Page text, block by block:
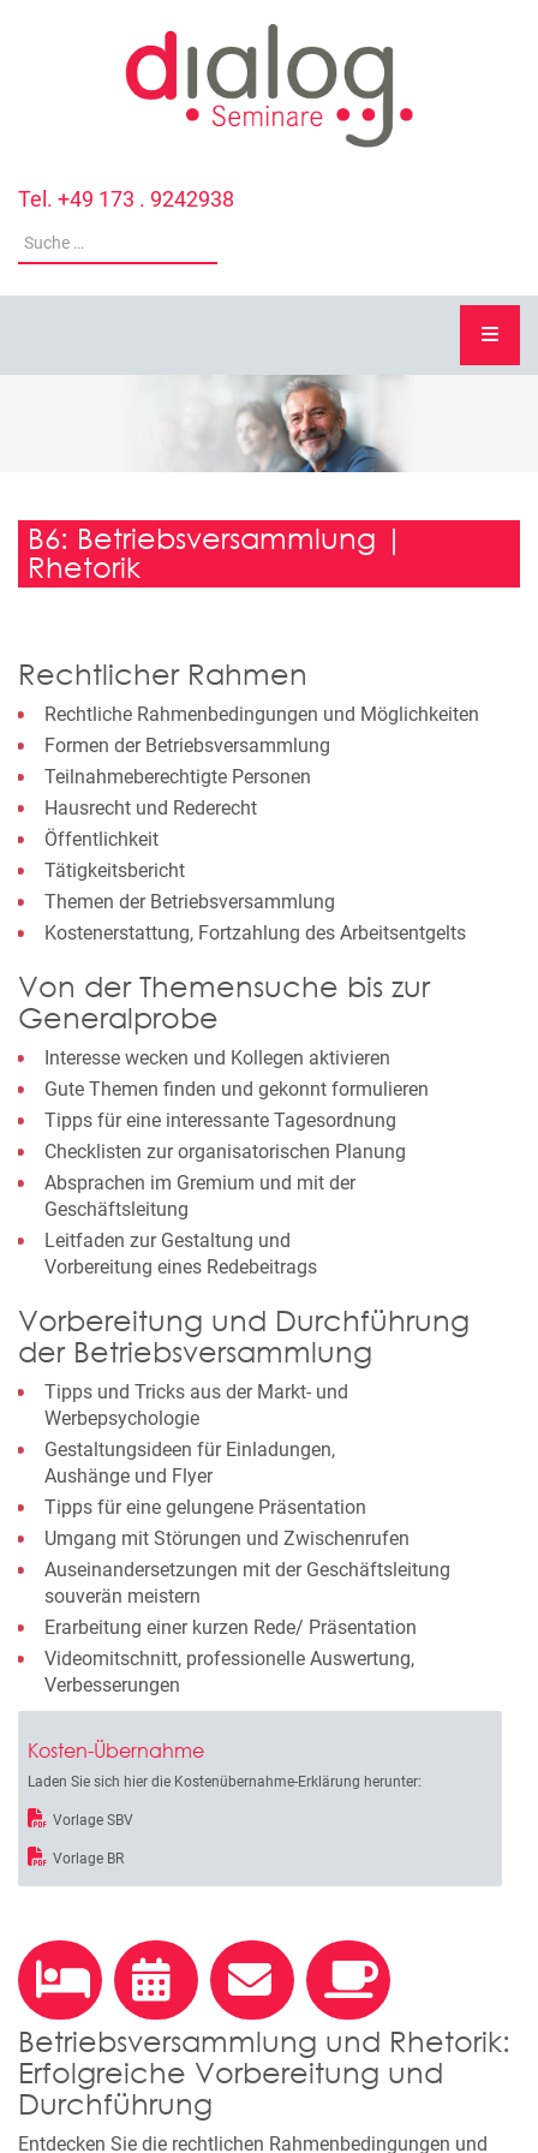
Tel. +49 173 . 9242938
B6: Betriebsversammlung |
Rhetorik
Rechtlicher Rahmen
Rechtliche Rahmenbedingungen und Möglichkeiten
Formen der Betriebsversammlung
Teilnahmeberechtigte Personen
Hausrecht und Rederecht
Öffentlichkeit
Tätigkeitsbericht
Themen der Betriebsversammlung
Kostenerstattung, Fortzahlung des Arbeitsentgelts
Von der Themensuche bis zur
Generalprobe
Interesse wecken und Kollegen aktivieren
Gute Themen finden und gekonnt formulieren
Tipps für eine interessante Tagesordnung
Checklisten zur organisatorischen Planung
Absprachen im Gremium und mit der
Geschäftsleitung
Leitfaden zur Gestaltung und
Vorbereitung eines Redebeitrags
Vorbereitung und Durchführung
der Betriebsversammlung
Tipps und Tricks aus der Markt- und
Werbepsychologie
Gestaltungsideen für Einladungen,
Aushänge und Flyer
Tipps für eine gelungene Präsentation
Umgang mit Störungen und Zwischenrufen
Auseinandersetzungen mit der Geschäftsleitung
souverän meistern
Erarbeitung einer kurzen Rede/ Präsentation
Videomitschnitt, professionelle Auswertung,
Verbesserungen
Kosten-Übernahme
Laden Sie sich hier die Kostenübernahme-Erklärung herunter:
Vorlage SBV
Vorlage BR
Betriebsversammlung und Rhetorik:
Erfolgreiche Vorbereitung und
Durchführung
Entdecken Sie die rechtlichen Rahmenbedingungen und